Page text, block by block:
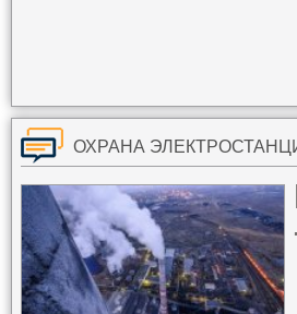
ОХРАНА